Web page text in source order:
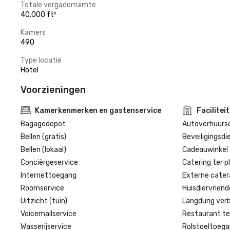
Totale vergaderruimte
40.000 ft²
Kamers
490
Type locatie
Hotel
Voorzieningen
Kamerkenmerken en gastenservice
Bagagedepot
Bellen (gratis)
Bellen (lokaal)
Conciërgeservice
Internettoegang
Roomservice
Uitzicht (tuin)
Voicemailservice
Wasserijservice
Catering ter
Externe
Langdurig
Restaurant